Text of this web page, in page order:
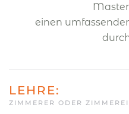
einen
LEHRE:
ZIMMERER ODER